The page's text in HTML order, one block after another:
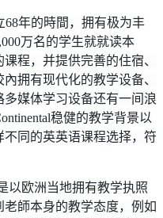
68年的時間，拥有极为丰
万名的学生就就读本
程，并提供完善的住宿、
拥有现代化的教学设备、
媒体学习设备还有一间浪
稳健的教学背景以
同的英英语课程选择，符
以欧洲当地拥有教学执照
師本身的教学态度，例如